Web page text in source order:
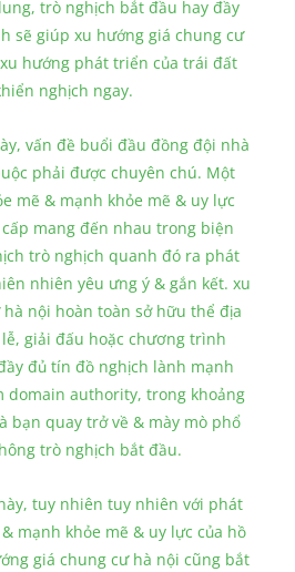
trò nghịch bắt đầu hay đầy
sẽ giúp xu hướng giá chung cư
hướng phát triển của trái đất
nghịch ngay.
vấn đề buổi đầu đồng đội nhà
phải được chuyên chú. Một
mẽ & mạnh khỏe mẽ & uy lực
mang đến nhau trong biện
trò nghịch quanh đó ra phát
nhiên yêu ưng ý & gắn kết. xu
nội hoàn toàn sở hữu thể địa
giải đấu hoặc chương trình
đủ tín đồ nghịch lành mạnh
domain authority, trong khoảng
bạn quay trở về & mày mò phổ
trò nghịch bắt đầu.
tuy nhiên tuy nhiên với phát
mạnh khỏe mẽ & uy lực của hồ
giá chung cư hà nội cũng bắt